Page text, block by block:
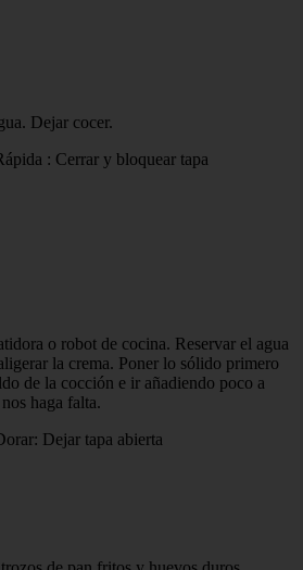
Dejar cocer.
: Cerrar y bloquear tapa
o robot de cocina. Reservar el agua
la crema. Poner lo sólido primero
de la cocción e ir añadiendo poco a
haga falta.
Dejar tapa abierta